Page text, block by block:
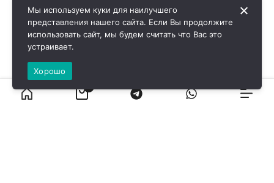
Мы используем куки для наилучшего
представления нашего сайта. Если Вы продолжите
использовать сайт, мы будем считать что Вас это
устраивает.
Хорошо